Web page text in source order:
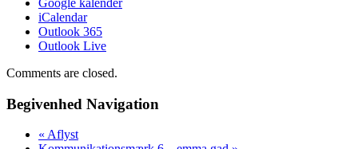
iCalendar
Outlook 365
Outlook Live
Comments are closed.
Begivenhed Navigation
« Aflyst